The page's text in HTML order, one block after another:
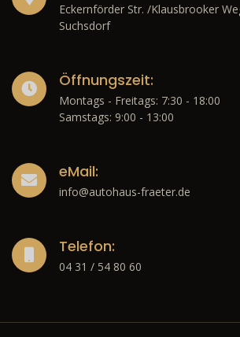
Eckernförder Str. /Klausbrooker
Suchsdorf
Öffnungszeit:
Montags - Freitags: 7:30 - 18:00
Samstags: 9:00 - 13:00
eMail:
info@autohaus-fraeter.de
Telefon:
04 31 / 54 80 60